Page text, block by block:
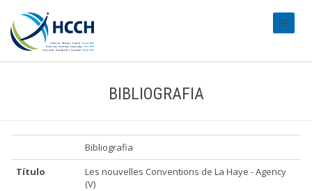
BIBLIOGRAFIA
Bibliografia
Título
Les nouvelles Conventions de La Haye - Agency
(V)